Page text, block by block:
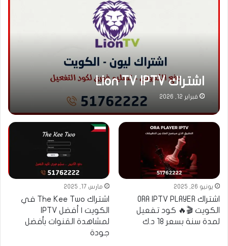
اشتراك Lion TV IPTV
فبراير 12, 2026
يونيو 26, 2025
اشتراك ORA IPTV PLAYER
الكويت 🎬🔥 كود تفعيل
لمدة سنة بسعر 18 د.ك
مارس 17, 2025
اشتراك The Kee Two في
الكويت | أفضل IPTV
لمشاهدة القنوات بأفضل
جودة